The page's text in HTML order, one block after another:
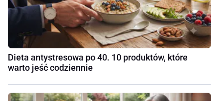
Dieta antystresowa po 40. 10 produktów, które
warto jeść codziennie